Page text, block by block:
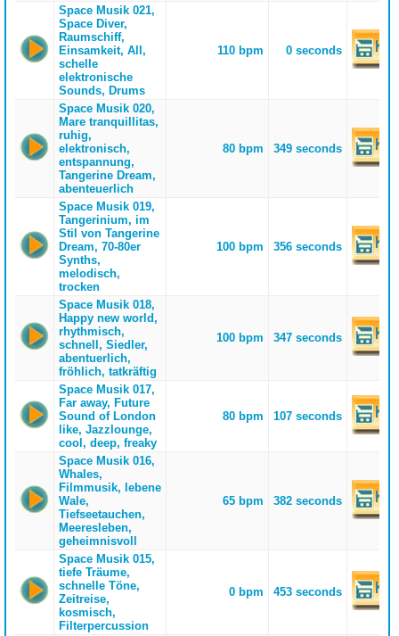
Space Musik 021,
Space Diver,
Raumschiff,
Einsamkeit, All,
schelle
elektronische
Sounds, Drums
110 bpm 0 seconds
Space Musik 020,
Mare tranquillitas,
ruhig,
elektronisch,
entspannung,
Tangerine Dream,
abenteuerlich
80 bpm 349 seconds
Space Musik 019,
Tangerinium, im
Stil von Tangerine
Dream, 70-80er
Synths,
melodisch,
trocken
100 bpm 356 seconds
Space Musik 018,
Happy new world,
rhythmisch,
schnell, Siedler,
abentuerlich,
fröhlich, tatkräftig
100 bpm 347 seconds
Space Musik 017,
Far away, Future
Sound of London
like, Jazzlounge,
cool, deep, freaky
80 bpm 107 seconds
Space Musik 016,
Whales,
Filmmusik, lebene
Wale,
Tiefseetauchen,
Meeresleben,
geheimnisvoll
65 bpm 382 seconds
Space Musik 015,
tiefe Träume,
schnelle Töne,
Zeitreise,
kosmisch,
Filterpercussion
0 bpm 453 seconds